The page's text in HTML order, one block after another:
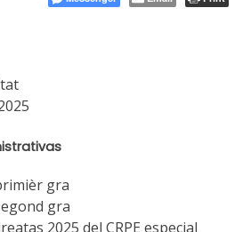
gra
gra
2025 del CRPE especial